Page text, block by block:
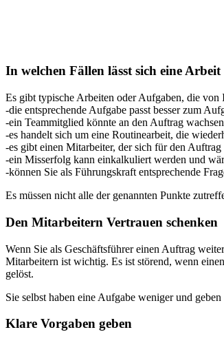
In welchen Fällen lässt sich eine
Es gibt typische Arbeiten oder Aufgaben, die
-die entsprechende Aufgabe passt besser zum
-ein Teammitglied könnte an den Auftrag wachsen
-es handelt sich um eine Routinearbeit, die
-es gibt einen Mitarbeiter, der sich für den Auftrag
-ein Misserfolg kann einkalkuliert werden und
-können Sie als Führungskraft entsprechende
Es müssen nicht alle der genannten Punkte
Den Mitarbeitern Vertrauen schenken
Wenn Sie als Geschäftsführer einen Auftrag
Mitarbeitern ist wichtig. Es ist störend, wenn
gelöst.
Sie selbst haben eine Aufgabe weniger und
Klare Vorgaben geben